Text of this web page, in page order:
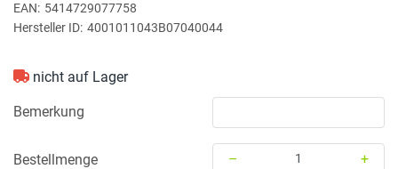
EAN: 5414729077758
Hersteller ID: 4001011043B07040044
nicht auf Lager
Bemerkung
Bestellmenge –
+